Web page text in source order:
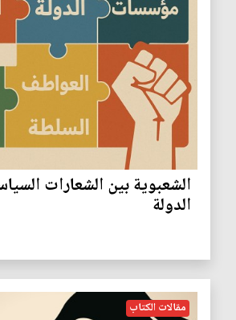
الشعبوية بين الشعارات
الدولة
مقالات الكتاب